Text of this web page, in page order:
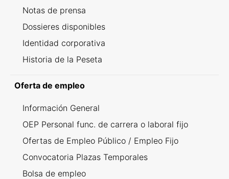
Notas de prensa
Dossieres disponibles
Identidad corporativa
Historia de la Peseta
Oferta de empleo
Información General
OEP Personal func. de carrera o laboral fijo
Ofertas de Empleo Público / Empleo Fijo
Convocatoria Plazas Temporales
Bolsa de empleo